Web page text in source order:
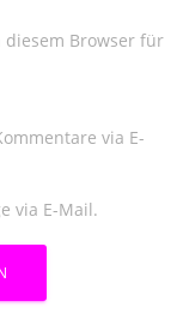
diesem Browser für
via E-
via E-Mail.